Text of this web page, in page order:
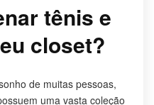
tênis e
closet?
de muitas pessoas,
uma vasta coleção